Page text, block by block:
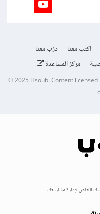
اكتب معنا
درّب معنا
مركز المساعدة
© 2025Hsoub.Content